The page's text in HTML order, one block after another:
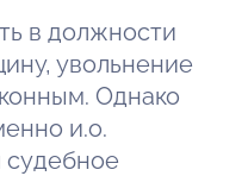
в должности
увольнение
Однако
и.о.
судебное